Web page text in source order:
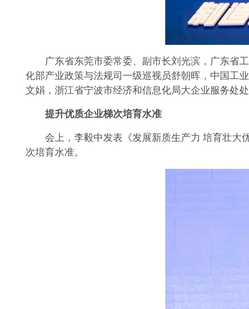
广东省东莞市委常委、副市长刘光滨，广东省工
化部产业政策与法规司一级巡视员舒朝晖，中国工
文娟，浙江省宁波市经济和信息化局大企业服务处
提升优质企业梯次培育水准
会上，李毅中发表《发展新质生产力 培育壮大优
次培育水准。